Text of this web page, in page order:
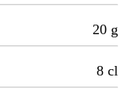
20 g
8 cl